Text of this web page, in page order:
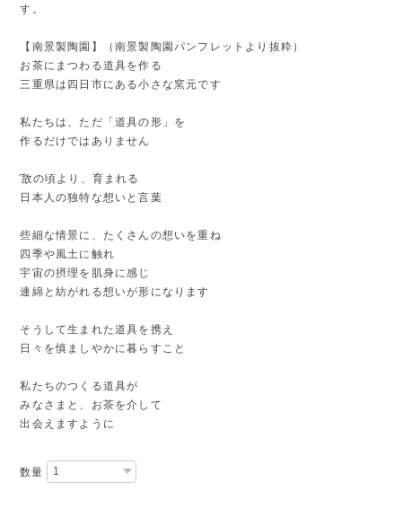
す。
【南景製陶園】（南景製陶園パンフレットより抜粋）
お茶にまつわる道具を作る
三重県は四日市にある小さな窯元です
私たちは、ただ「道具の形」を
作るだけではありません
͡故の頃より、育まれる
日本人の独特な想いと言葉
些細な情景に、たくさんの想いを重ね
四季や風土に触れ
宇宙の摂理を肌身に感じ
連綿と紡がれる想いが形になります
そうして生まれた道具を携え
日々を慎ましやかに暮らすこと
私たちのつくる道具が
みなさまと、お茶を介して
出会えますように
数量